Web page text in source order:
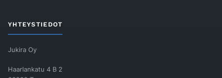
YHTEYSTIEDOT
Jukira Oy
Haarlankatu 4 B 2